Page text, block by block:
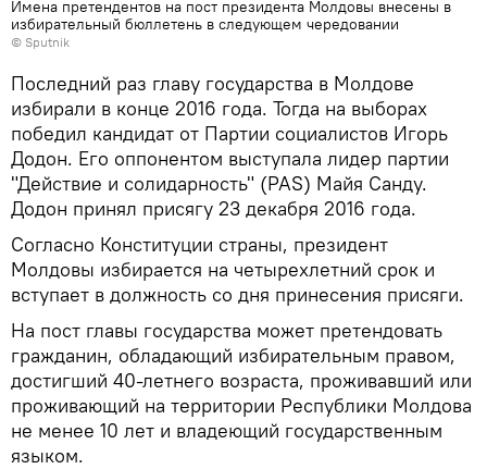
Имена претендентов на пост президента Молдовы внесены в
избирательный бюллетень в следующем чередовании
© Sputnik
Последний раз главу государства в Молдове
избирали в конце 2016 года. Тогда на выборах
победил кандидат от Партии социалистов Игорь
Додон. Его оппонентом выступала лидер партии
"Действие и солидарность" (PAS) Майя Санду.
Додон принял присягу 23 декабря 2016 года.
Согласно Конституции страны, президент
Молдовы избирается на четырехлетний срок и
вступает в должность со дня принесения присяги.
На пост главы государства может претендовать
гражданин, обладающий избирательным правом,
достигший 40-летнего возраста, проживавший или
проживающий на территории Республики Молдова
не менее 10 лет и владеющий государственным
языком.